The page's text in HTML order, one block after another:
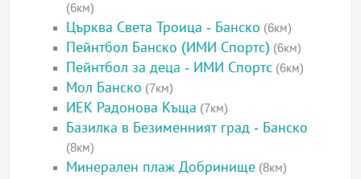
(6км)
Църква Света Троица - Банско (6км)
Пейнтбол Банско (ИМИ Спортс) (6км)
Пейнтбол за деца - ИМИ Спортс (6км)
Мол Банско (7км)
ИЕК Радонова Къща (7км)
Базилка в Безименният град - Банско
(8км)
Минерален плаж Добринище (8км)